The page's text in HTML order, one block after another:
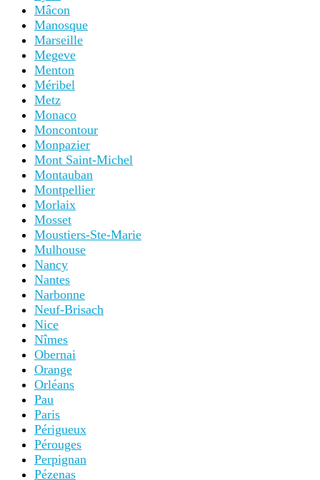
Mâcon
Manosque
Marseille
Megeve
Menton
Méribel
Metz
Monaco
Moncontour
Monpazier
Mont Saint-Michel
Montauban
Montpellier
Morlaix
Mosset
Moustiers-Ste-Marie
Mulhouse
Nancy
Nantes
Narbonne
Neuf-Brisach
Nice
Nîmes
Obernai
Orange
Orléans
Pau
Paris
Périgueux
Pérouges
Perpignan
Pézenas